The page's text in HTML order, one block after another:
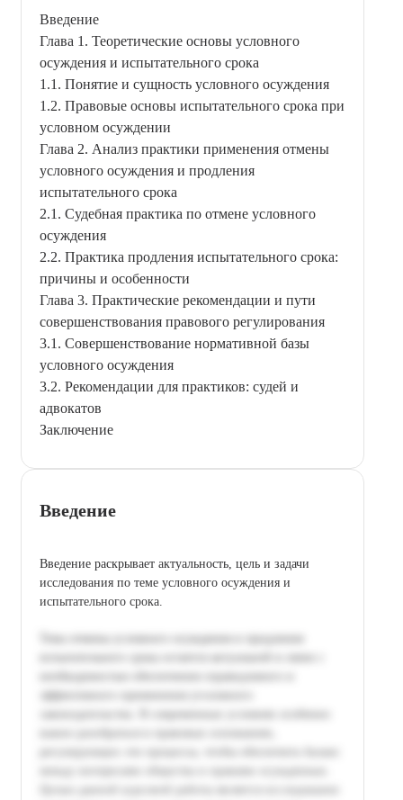
Введение
Глава 1. Теоретические основы условного
осуждения и испытательного срока
1.1. Понятие и сущность условного осуждения
1.2. Правовые основы испытательного срока при
условном осуждении
Глава 2. Анализ практики применения отмены
условного осуждения и продления
испытательного срока
2.1. Судебная практика по отмене условного
осуждения
2.2. Практика продления испытательного срока:
причины и особенности
Глава 3. Практические рекомендации и пути
совершенствования правового регулирования
3.1. Совершенствование нормативной базы
условного осуждения
3.2. Рекомендации для практиков: судей и
адвокатов
Заключение
Введение
Введение раскрывает актуальность, цель и задачи
исследования по теме условного осуждения и
испытательного срока.